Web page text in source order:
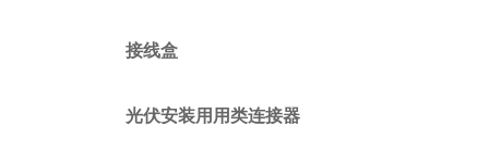
接线盒
光伏安装用用类连接器